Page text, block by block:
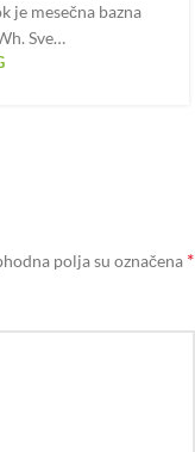
je mesečna bazna
Sve…
polja su označena *